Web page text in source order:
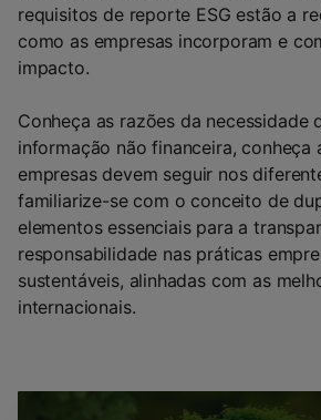
requisitos de reporte ESG estão a
como as empresas incorporam e
impacto.
Conheça as razões da necessidade
informação não financeira, conheça
empresas devem seguir nos
familiarize-se com o conceito de
elementos essenciais para a
responsabilidade nas práticas
sustentáveis, alinhadas com as
internacionais.